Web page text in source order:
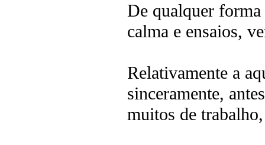
De qualquer forma
calma e ensaios,
Relativamente a
sinceramente,
muitos de